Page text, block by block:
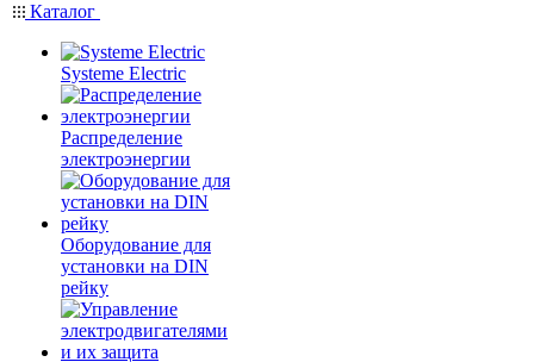
Каталог
Systeme Electric
Распределение
электроэнергии
Оборудование для
установки на DIN
рейку